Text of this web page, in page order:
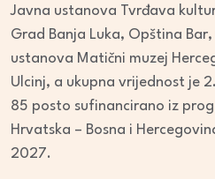
Javna ustanova Tvrđava
Grad Banja Luka, Opština
ustanova Matični muzej
Ulcinj, a ukupna vrijednost je
85 posto sufinancirano iz
Hrvatska – Bosna i
2027.